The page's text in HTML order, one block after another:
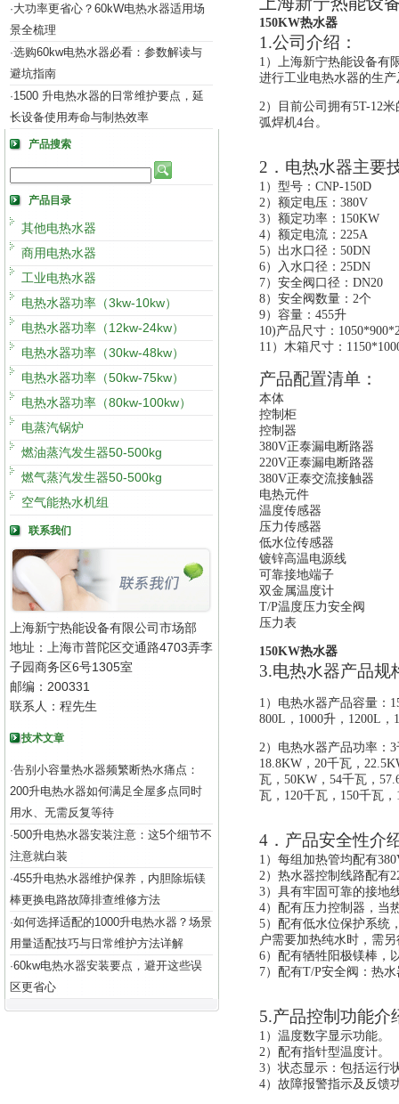
·大功率更省心？60kW电热水器适用场
景全梳理
·选购60kw电热水器必看：参数解读与
避坑指南
·1500 升电热水器的日常维护要点，延
长设备使用寿命与制热效率
产品搜索
产品目录
其他电热水器
商用电热水器
工业电热水器
电热水器功率（3kw-10kw）
电热水器功率（12kw-24kw）
电热水器功率（30kw-48kw）
电热水器功率（50kw-75kw）
电热水器功率（80kw-100kw）
电蒸汽锅炉
燃油蒸汽发生器50-500kg
燃气蒸汽发生器50-500kg
空气能热水机组
联系我们
上海新宁热能设备有限公司市场部
地址：上海市普陀区交通路4703弄李
子园商务区6号1305室
邮编：200331
联系人：程先生
技术文章
·告别小容量热水器频繁断热水痛点：
200升电热水器如何满足全屋多点同时
用水、无需反复等待
·500升电热水器安装注意：这5个细节不
注意就白装
·455升电热水器维护保养，内胆除垢镁
棒更换电路故障排查维修方法
·如何选择适配的1000升电热水器？场景
用量适配技巧与日常维护方法详解
·60kw电热水器安装要点，避开这些误
区更省心
150KW热水器
1.公司介绍：
1） 上海新宁热能设备有
进行工业电热水器的生
2）目前公司拥有5T-12
弧焊机4台。
2．电热水器主要
1）型号：CNP-150D
2）额定电压：380V
3）额定功率：150KW
4）额定电流：225A
5）出水口径：50DN
6）入水口径：25DN
7）安全阀口径：DN20
8）安全阀数量： 2个
9）容量：455升
10)产品尺寸：
11）木箱尺寸：
产品配置清单：
本体
控制柜
控制器
380V正泰漏电断路器
220V正泰漏电断路器
380V正泰交流接触器
电热元件
温度传感器
压力传感器
低水位传感器
镀锌高温电源线
可靠接地端子
双金属温度计
T/P温度压力安全阀
压力表
150KW热水器
3.电热水器产品规
1）电热水器产品容量：
800L，1000升，1200L，
2）电热水器产品功率：
18.8KW，20千瓦，
瓦，50KW，54千瓦，
瓦 ， 120千瓦，150千瓦
4．产品安全性介
1）每组加热管均配有
2）热水器控制线路配有
3）具有牢固可靠的接地
4）配有压力控制器，当
5）配有低水位保护系统
户需要加热纯水时，需
6）配有牺牲阳极镁棒，
7）配有T/P安全阀：热
5.产品控制功能介
1）温度数字显示功能。
2）配有指针型温度计。
3）状态显示：包括运行
4）故障报警指示及反馈